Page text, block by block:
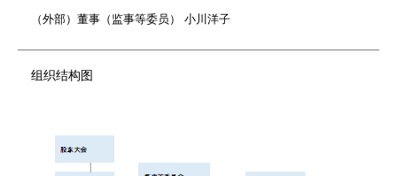
（外部）董事（监事等委员） 小川洋子
组织结构图